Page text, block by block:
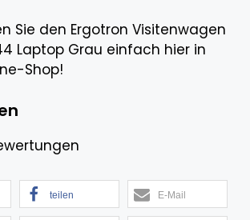
Sie den Ergotron Visitenwagen
Laptop Grau einfach hier in
Shop!
teilen E-Mail